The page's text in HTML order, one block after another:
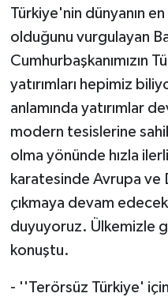
Türkiye'nin dünyanın
olduğunu vurgulayan
Cumhurbaşkanımızın
yatırımları hepimiz
anlamında yatırımlar
modern tesislerine
olma yönünde hızla
karatesinde Avrupa ve
çıkmaya devam
duyuyoruz. Ülkemizle
konuştu.
- ''Terörsüz Türkiye'